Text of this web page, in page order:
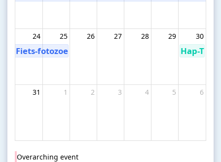
24
Fiets-fotozoektocht in de omgeving van
25 26 27 28 29 30
Hap-
31 1 2 3 4 5 6
Overarching event